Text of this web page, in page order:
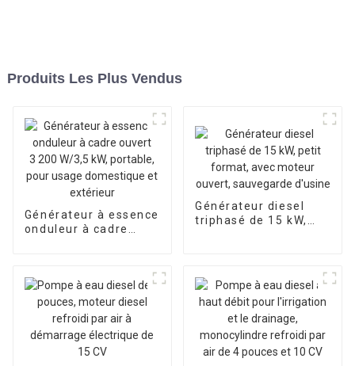
Produits Les Plus Vendus
Générateur à essence
onduleur à cadre
usage domestique et
extérieur
Générateur diesel
triphasé de 15 kW,